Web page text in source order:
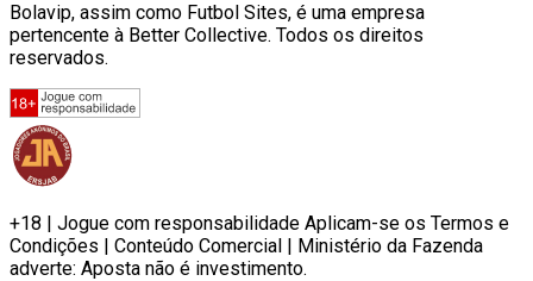
Bolavip, assim como Futbol Sites, é uma empresa
pertencente à Better Collective. Todos os direitos
reservados.
+18 | Jogue com responsabilidade Aplicam-se os Termos e
Condições | Conteúdo Comercial | Ministério da Fazenda
adverte: Aposta não é investimento.